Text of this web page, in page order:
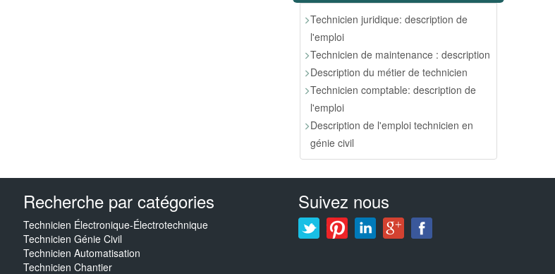
Technicien juridique: description de
l'emploi
Technicien de maintenance : description
Description du métier de technicien
Technicien comptable: description de
l'emploi
Description de l'emploi technicien en
génie civil
Recherche par catégories
Technicien Électronique-Électrotechnique
Technicien Génie Civil
Technicien Automatisation
Technicien Chantier
Suivez nous